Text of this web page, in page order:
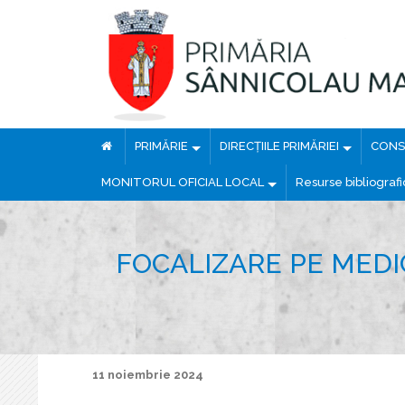
PRIMĂRIE DIRECȚIILE PRIMĂRIEI
MONITORUL OFICIAL LOCAL Resurse
FOCALIZARE PE
11 noiembrie 2024